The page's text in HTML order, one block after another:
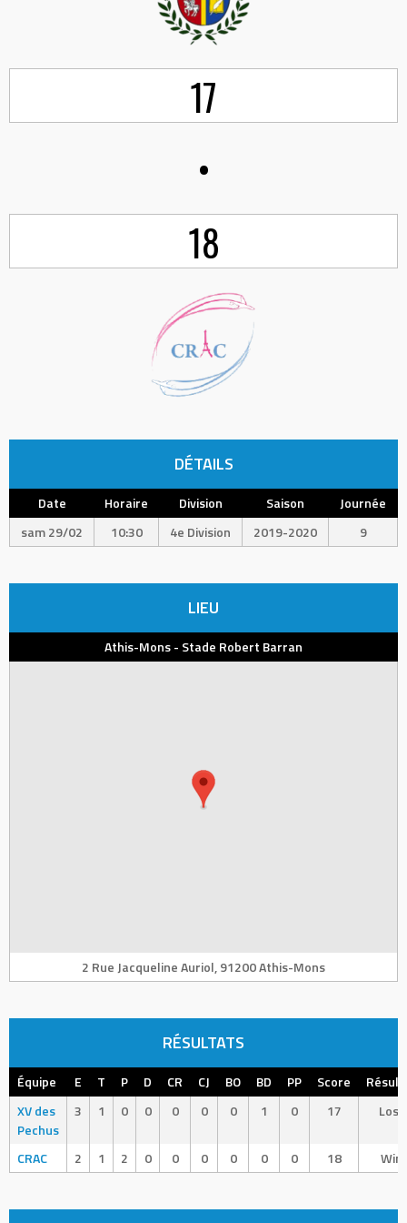
17
•
18
DÉTAILS
Date Horaire Division Saison
Journée
sam 29/02
10:30 4e Division 2019-2020 9
LIEU
Athis-Mons - Stade Robert Barran
2 Rue Jacqueline Auriol, 91200 Athis-Mons
RÉSULTATS
Équipe E T P D CR CJ BO BD PP Score
XV des
Pechus
3 1 0 0 0 0 0 1 0 17 Loss
CRAC 2 1 2 0 0 0 0 0 0 18 Win